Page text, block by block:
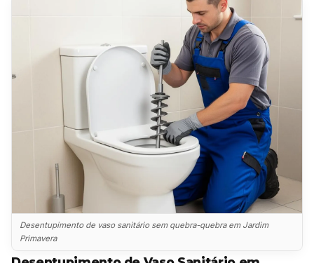
Desentupimento de vaso sanitário sem quebra-quebra em Jardim
Primavera